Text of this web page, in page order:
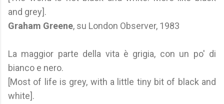
and grey].
Graham Greene, su London Observer, 1983
La maggior parte della vita è grigia, con un po' di
bianco e nero.
[Most of life is grey, with a little tiny bit of black and
white].